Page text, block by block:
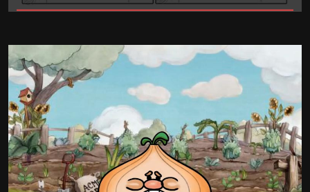
aplicar storyboarding y layout 2D, planificando acciones
de personajes.